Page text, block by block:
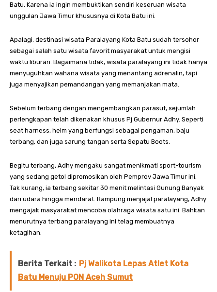
Batu. Karena ia ingin membuktikan sendiri keseruan wisata
unggulan Jawa Timur khususnya di Kota Batu ini.
Apalagi, destinasi wisata Paralayang Kota Batu sudah tersohor
sebagai salah satu wisata favorit masyarakat untuk mengisi
waktu liburan. Bagaimana tidak, wisata paralayang ini tidak hanya
menyuguhkan wahana wisata yang menantang adrenalin, tapi
juga menyajikan pemandangan yang memanjakan mata.
Sebelum terbang dengan mengembangkan parasut, sejumlah
perlengkapan telah dikenakan khusus Pj Gubernur Adhy. Seperti
seat harness, helm yang berfungsi sebagai pengaman, baju
terbang, dan juga sarung tangan serta Sepatu Boots.
Begitu terbang, Adhy mengaku sangat menikmati sport-tourism
yang sedang getol dipromosikan oleh Pemprov Jawa Timur ini.
Tak kurang, ia terbang sekitar 30 menit melintasi Gunung Banyak
dari udara hingga mendarat. Rampung menjajal paralayang, Adhy
mengajak masyarakat mencoba olahraga wisata satu ini. Bahkan
menurutnya terbang paralayang ini telag membuatnya
ketagihan.
Berita Terkait : Pj Walikota Lepas Atlet Kota
Batu Menuju PON Aceh Sumut